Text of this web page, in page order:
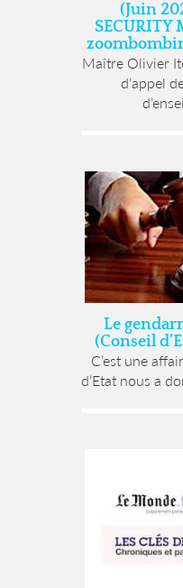
(Juin
SECURITY
Maître Olivier
d’appel
Le
(Conseil
C’est une
d’Etat nous a